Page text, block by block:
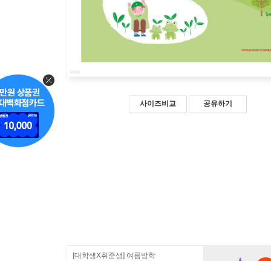
사이즈비교 공유하기
[대학생X취준생] 여름방학